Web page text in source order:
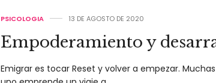
PSICOLOGIA 13 DE AGOSTO DE 2020
Empoderamiento y
Emigrar es tocar Reset y volver a empezar.